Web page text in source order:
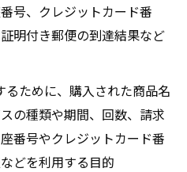
号、クレジットカード番
明付き郵便の到達結果など
るために、購入された商品名
の種類や期間、回数、請求
番号やクレジットカード番
どを利用する目的